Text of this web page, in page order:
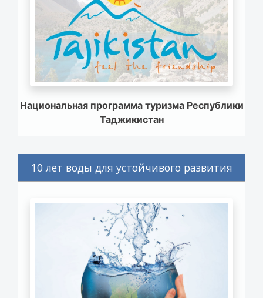
Национальная программа туризма Республики
Таджикистан
10 лет воды для устойчивого развития